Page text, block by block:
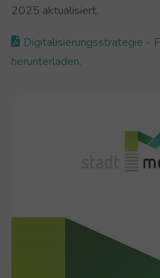
2025 aktualisiert.
Digitalisierungsstrategie -
herunterladen.